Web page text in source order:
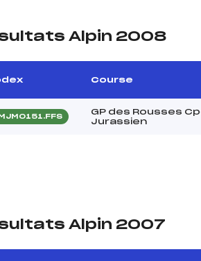
Alpin 2008
Course
GP des Rousses
Jurassien
Alpin 2007